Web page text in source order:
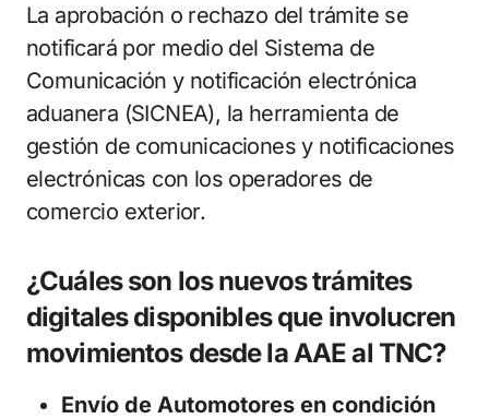
La aprobación o rechazo del trámite se
notificará por medio del Sistema de
Comunicación y notificación electrónica
aduanera (SICNEA), la herramienta de
gestión de comunicaciones y notificaciones
electrónicas con los operadores de
comercio exterior.
¿Cuáles son los nuevos trámites
digitales disponibles que involucren
movimientos desde la AAE al TNC?
Envío de Automotores en condición